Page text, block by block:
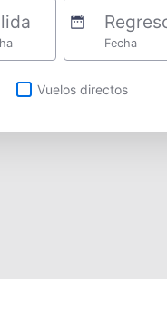
Fecha
Vuelos directos